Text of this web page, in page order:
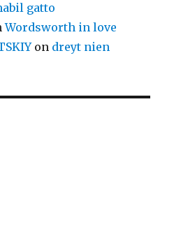
gatto
Wordsworth in love
on dreyt nien